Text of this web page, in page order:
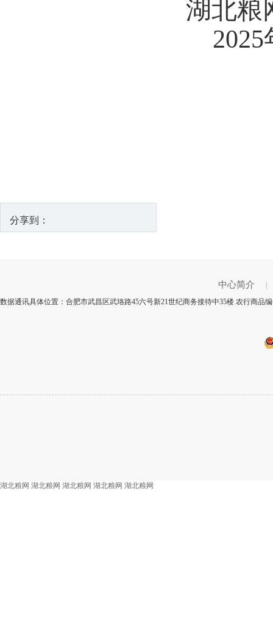
湖北粮
2025
分享到：
中心简介
数据通讯具体位置：合肥市武昌区武珞路45六号新21世纪商务接待中35楼 农行商品
湖北粮网 湖北粮网 湖北粮网 湖北粮网 湖北粮网